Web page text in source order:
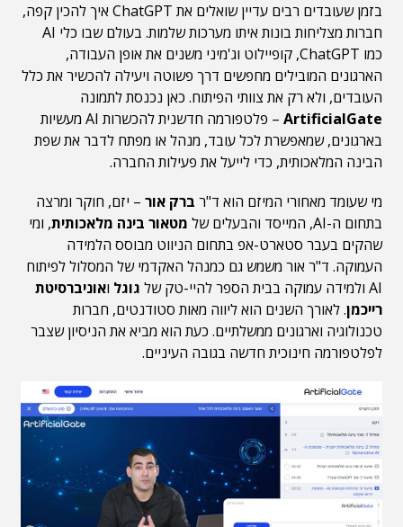
בזמן שעובדים רבים עדיין שואלים את ChatGPT איך להכין קפה,
חברות מצליחות בונות איתו מערכות שלמות. בעולם שבו כלי AI
כמו ChatGPT, קופיילוט וג'מיני משנים את אופן העבודה,
הארגונים המובילים מחפשים דרך פשוטה ויעילה להכשיר את כלל
העובדים, ולא רק את צוותי הפיתוח. כאן נכנסת לתמונה
ArtificialGate
– פלטפורמה חדשנית להכשרות AI מעשיות
בארגונים, שמאפשרת לכל עובד, מנהל או מפתח לדבר את שפת
הבינה המלאכותית, כדי לייעל את פעילות החברה.
מי שעומד מאחורי המיזם הוא ד"ר ברק אור – יזם, חוקר ומרצה
בתחום ה-AI, המייסד והבעלים של
מטאור בינה מלאכותית, ומי
שהקים בעבר סטארט-אפ בתחום הניווט מבוסס הלמידה
העמוקה. ד"ר אור משמש גם כמנהל האקדמי של המסלול לפיתוח
AI ולמידה עמוקה בבית הספר להיי-טק של
גוגל ואוניברסיטת
רייכמן. לאורך השנים הוא ליווה מאות סטודנטים, חברות
טכנולוגיה וארגונים ממשלתיים. כעת הוא מביא את הניסיון שצבר
לפלטפורמה חינוכית חדשה בגובה העיניים.